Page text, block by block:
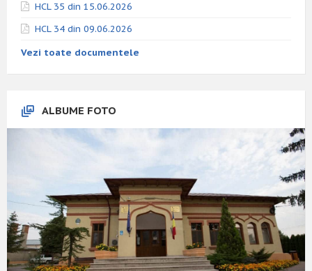
HCL 35 din 15.06.2026
HCL 34 din 09.06.2026
Vezi toate documentele
ALBUME FOTO